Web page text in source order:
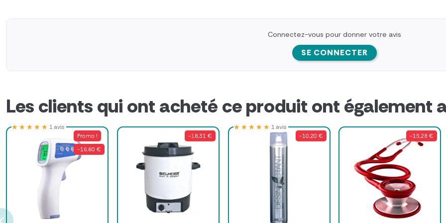
Connectez-vous pour donner votre avis
SE CONNECTER
Les clients qui ont acheté ce produit ont également
Promo !
-16,60 €
★★★★★
★★★★★ 1 avis
-18,31 € -10,20 €
★★★★★
★★★★★ 1 avis
-15,28 €